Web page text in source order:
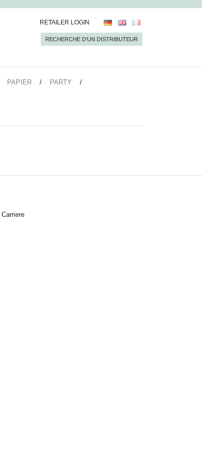
RETAILER LOGIN
RECHERCHE D’UN DISTRIBUTEUR
PAPIER PARTY
Carriere